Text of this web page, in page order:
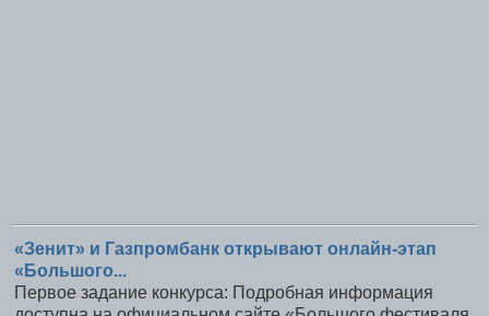
«Зенит» и Газпромбанк открывают онлайн-этап
«Большого...
Первое задание конкурса: Подробная информация